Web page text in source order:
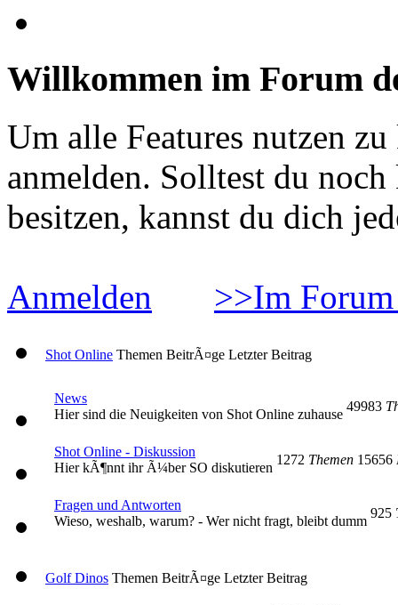
Willkommen im Forum
Um alle Features nutzen
anmelden. Solltest du
besitzen, kannst du dich
Anmelden >>Im
Shot Online Themen BeitrÃ¤ge Letzter Beitrag
News
Hier sind die Neuigkeiten von Shot Online zuhause
49983
Shot Online - Diskussion
Hier kÃ¶nnt ihr Ã¼ber SO diskutieren
1272 Themen 15656
Fragen und Antworten
Wieso, weshalb, warum? - Wer nicht fragt, bleibt dumm
925
Golf Dinos Themen BeitrÃ¤ge Letzter Beitrag